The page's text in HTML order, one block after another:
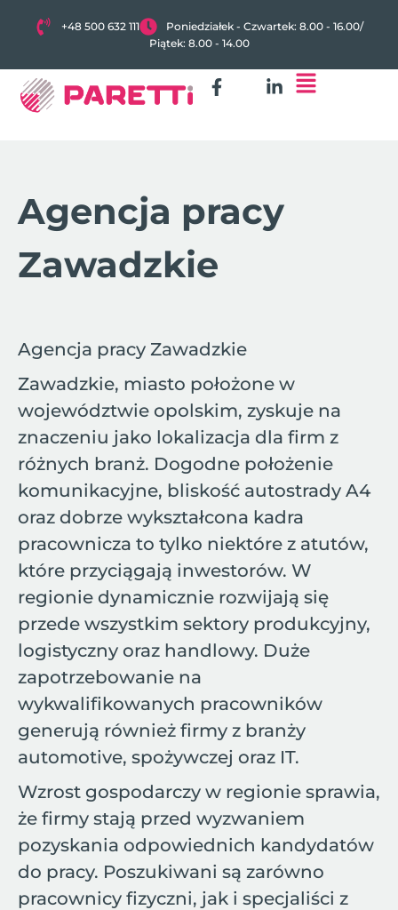
+48 500 632 111 Poniedziałek - Czwartek: 8.00 - 16.00/
Piątek: 8.00 - 14.00
Agencja pracy
Zawadzkie
Agencja pracy Zawadzkie
Zawadzkie, miasto położone w
województwie opolskim, zyskuje na
znaczeniu jako lokalizacja dla firm z
różnych branż. Dogodne położenie
komunikacyjne, bliskość autostrady A4
oraz dobrze wykształcona kadra
pracownicza to tylko niektóre z atutów,
które przyciągają inwestorów. W
regionie dynamicznie rozwijają się
przede wszystkim sektory produkcyjny,
logistyczny oraz handlowy. Duże
zapotrzebowanie na
wykwalifikowanych pracowników
generują również firmy z branży
automotive, spożywczej oraz IT.
Wzrost gospodarczy w regionie sprawia,
że firmy stają przed wyzwaniem
pozyskania odpowiednich kandydatów
do pracy. Poszukiwani są zarówno
pracownicy fizyczni, jak i specjaliści z